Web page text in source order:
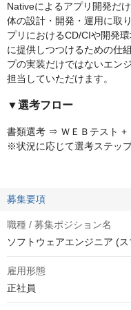
Nativeによるアプリ開発だ
体の設計・開発・運用に取
プリにおけるCD/CIや開発
に提供しつつけるための仕
プの実装だけではないエン
担当していただけます。
▼選考フロー
書類選考 ⇒ ＷＥＢテスト
※状況に応じて選考ステッ
募集要項
職種 / 募集ポジション名
ソフトウェアエンジニア (
雇用形態
正社員